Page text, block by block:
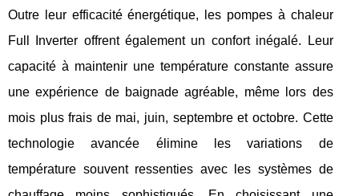
Outre leur efficacité énergétique, les pompes à chaleur
Full Inverter offrent également un confort inégalé. Leur
capacité à maintenir une température constante assure
une expérience de baignade agréable, même lors des
mois plus frais de mai, juin, septembre et octobre. Cette
technologie avancée élimine les variations de
température souvent ressenties avec les systèmes de